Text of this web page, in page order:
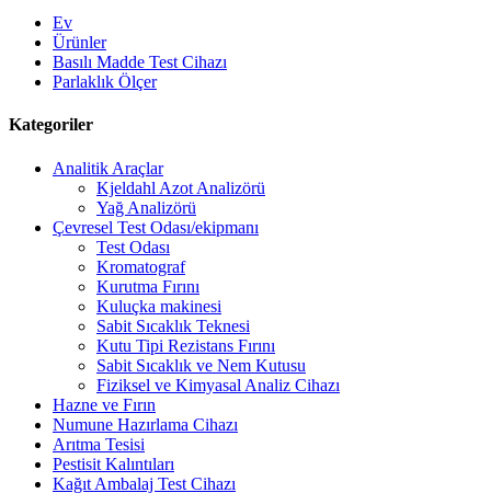
Ev
Ürünler
Basılı Madde Test Cihazı
Parlaklık Ölçer
Kategoriler
Analitik Araçlar
Kjeldahl Azot Analizörü
Yağ Analizörü
Çevresel Test Odası/ekipmanı
Test Odası
Kromatograf
Kurutma Fırını
Kuluçka makinesi
Sabit Sıcaklık Teknesi
Kutu Tipi Rezistans Fırını
Sabit Sıcaklık ve Nem Kutusu
Fiziksel ve Kimyasal Analiz Cihazı
Hazne ve Fırın
Numune Hazırlama Cihazı
Arıtma Tesisi
Pestisit Kalıntıları
Kağıt Ambalaj Test Cihazı